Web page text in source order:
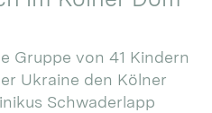
Gruppe von 41 Kindern
Ukraine den Kölner
Schwaderlapp